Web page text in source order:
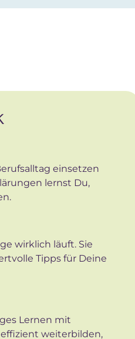
einsetzen
lernst Du,
wirklich läuft. Sie
Tipps für Deine
Lernen mit
weiterbilden,